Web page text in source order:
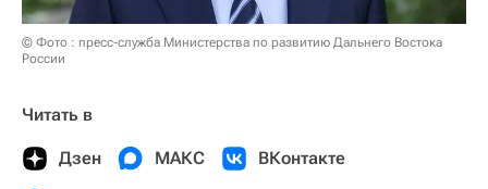
© Фото : пресс-служба Министерства по развитию Дальнего Востока
России
Читать в
Дзен МАКС ВКонтакте